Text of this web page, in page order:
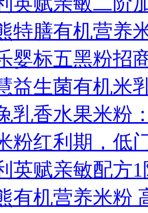
特膳有机营养
婴标五黑粉招
益生菌有机米
乳香水果米粉
粉红利期，低
英赋亲敏配方
有机营养米粉